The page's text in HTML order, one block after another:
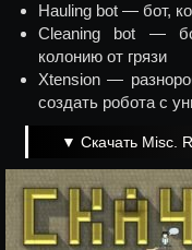
Hauling bot — бот,
Cleaning bot —
колонию от грязи
Xtension —
создать робота с
▼ Скачать Misc.